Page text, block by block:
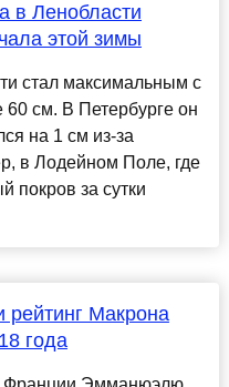
в Ленобласти
этой зимы
стал максимальным с
см. В Петербурге он
на 1 см из-за
в Лодейном Поле, где
покров за сутки
рейтинг Макрона
года